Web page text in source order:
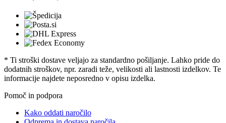
* Ti stroški dostave veljajo za standardno pošiljanje. Lahko pride do
dodatnih stroškov, npr. zaradi teže, velikosti ali lastnosti izdelkov. Te
informacije najdete neposredno v opisu izdelka.
Pomoč in podpora
Kako oddati naročilo